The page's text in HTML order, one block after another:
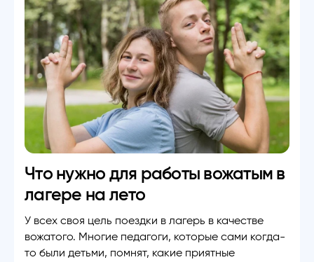
Что нужно для работы вожатым в
лагере на лето
У всех своя цель поездки в лагерь в качестве
вожатого. Многие педагоги, которые сами когда-
то были детьми, помнят, какие приятные